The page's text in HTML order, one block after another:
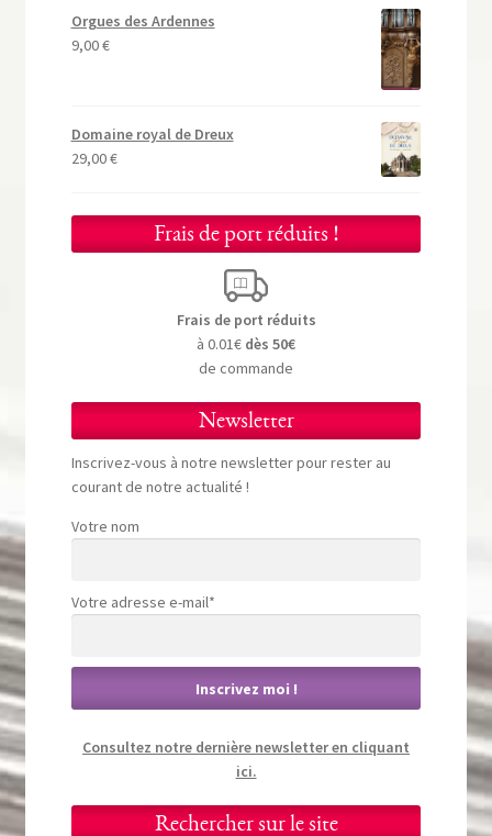
Orgues des Ardennes
9,00€
Domaine royal de Dreux
29,00€
Frais de port réduits !
Frais de port réduits
à 0.01€ dès 50€
de commande
Newsletter
Inscrivez-vous à notre newsletter pour rester au
courant de notre actualité !
Votre nom
Votre adresse e-mail*
Consultez notre dernière newsletter en cliquant
ici.
Rechercher sur le site